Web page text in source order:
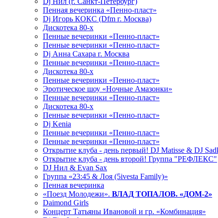
Пенная вечеринка «Пенно-пласт»
Dj Игорь КОКС (Dfm г. Москва)
Дискотека 80-х
Пенные вечеринки «Пенно-пласт»
Пенные вечеринки «Пенно-пласт»
Dj Анна Сахара г. Москва
Пенные вечеринки «Пенно-пласт»
Дискотека 80-х
Пенные вечеринки «Пенно-пласт»
Эротическое шоу «Ночные Амазонки»
Пенные вечеринки «Пенно-пласт»
Дискотека 80-х
Пенные вечеринки «Пенно-пласт»
Dj Kenia
Пенные вечеринки «Пенно-пласт»
Пенные вечеринки «Пенно-пласт»
Открытие клуба - день первый! DJ Matisse & DJ
Открытие клуба - день второй! Группа "РЕФЛЕКС"
DJ Нил & Evan Sax
Группа «23:45 & Лоя (5ivesta Family)»
Пенная вечеринка
«Поезд Молодежи». ВЛАД ТОПАЛОВ. «ДОМ-2»
Daimond Girls
Концерт Татьяны Ивановой и гр. «Комбинация»